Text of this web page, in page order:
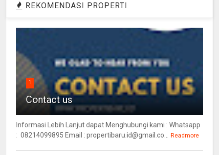
REKOMENDASI PROPERTI
1
Contact us
Informasi Lebih Lanjut dapat Menghubungi kami : Whatsapp
: 08214099895 Email : propertibaru.id@gmail.co... Readmore